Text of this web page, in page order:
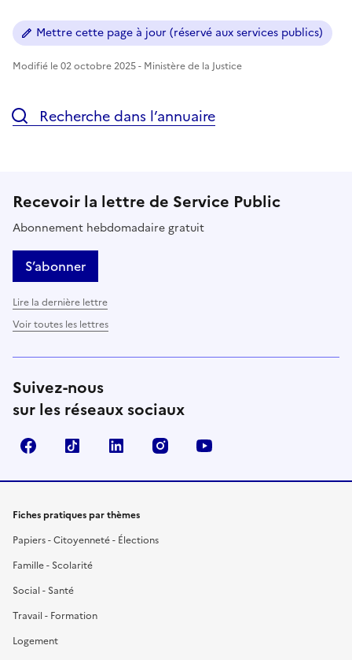
Mettre cette page à jour (réservé aux services publics)
Modifié le 02 octobre 2025 - Ministère de la Justice
Recherche dans l’annuaire
Recevoir la lettre de Service Public
Abonnement hebdomadaire gratuit
S’abonner
Lire la dernière lettre
Voir toutes les lettres
Suivez-nous
sur les réseaux sociaux
FacebookTikTok LinkedIn Instagram
Fiches pratiques par thèmes
Papiers - Citoyenneté - Élections
Famille - Scolarité
Social - Santé
Travail - Formation
Logement